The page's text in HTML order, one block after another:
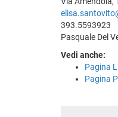
393.5593923
Pasquale Del
Vedi anche:
Pagina
Pagina